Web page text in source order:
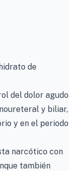
de
del dolor agudo
y biliar,
y en el periodo
narcótico con
también